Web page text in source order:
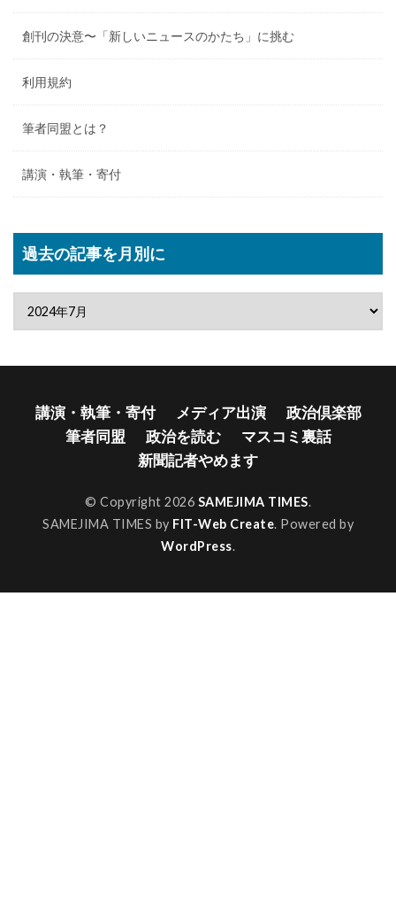
創刊の決意〜「新しいニュースのかたち」に挑む
利用規約
筆者同盟とは？
講演・執筆・寄付
過去の記事を月別に
講演・執筆・寄付 メディア出演
政治倶楽部
筆者同盟
政治を読む
マスコミ裏話
新聞記者やめます
© Copyright 2026 SAMEJIMA TIMES.
SAMEJIMA TIMES by FIT-Web Create. Powered by
WordPress.